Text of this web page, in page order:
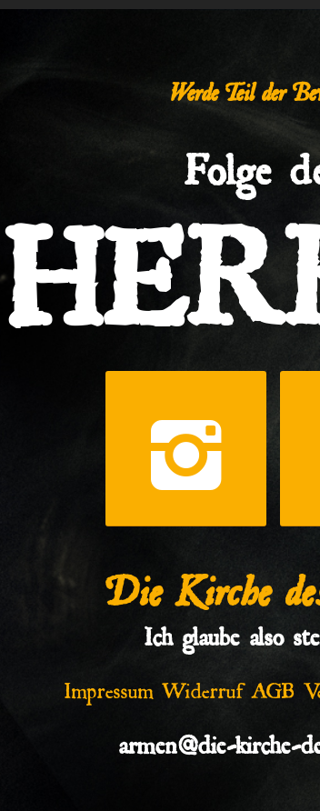
Werde Teil der
Folge
Die Kirche
Ich glaube also
Impressum Widerruf AGB
armen@die-kirche-